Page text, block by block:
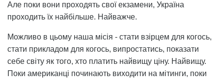
Але поки вони проходять свої екзамени, Україна
проходить їх найбільше. Найважче.
Можливо в цьому наша місія - стати взірцем для когось,
стати прикладом для когось, випростатись, показати
себе світу як того, хто платить найвищу ціну. Найвищу.
Поки американці починають виходити на мітинги, поки